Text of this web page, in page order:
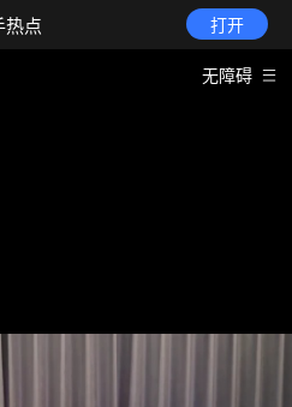
热点 打开
无障碍